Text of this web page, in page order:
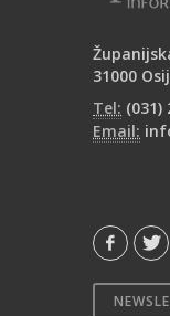
31000
Tel: (031)
Email: